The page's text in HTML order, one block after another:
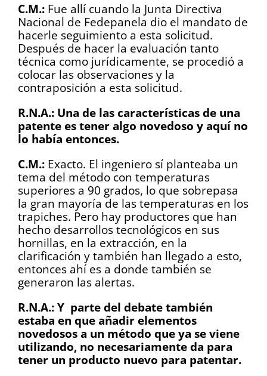
C.M.: Fue allí cuando la Junta Directiva
Nacional de Fedepanela dio el mandato de
hacerle seguimiento a esta solicitud.
Después de hacer la evaluación tanto
técnica como jurídicamente, se procedió a
colocar las observaciones y la
contraposición a esta solicitud.
R.N.A.: Una de las características de una
patente es tener algo novedoso y aquí no
lo había entonces.
C.M.: Exacto. El ingeniero sí planteaba un
tema del método con temperaturas
superiores a 90 grados, lo que sobrepasa
la gran mayoría de las temperaturas en los
trapiches. Pero hay productores que han
hecho desarrollos tecnológicos en sus
hornillas, en la extracción, en la
clarificación y también han llegado a esto,
entonces ahí es a donde también se
generaron las alertas.
R.N.A.: Y parte del debate también
estaba en que añadir elementos
novedosos a un método que ya se viene
utilizando, no necesariamente da para
tener un producto nuevo para patentar.